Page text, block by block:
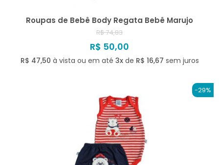
Roupas de Bebê Body Regata Bebê Marujo
R$ 74,83
R$ 50,00
R$ 47,50 à vista ou em até 3xde R$ 16,67 sem juros
-29%